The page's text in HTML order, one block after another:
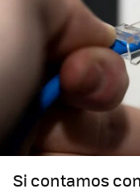
Si contamos